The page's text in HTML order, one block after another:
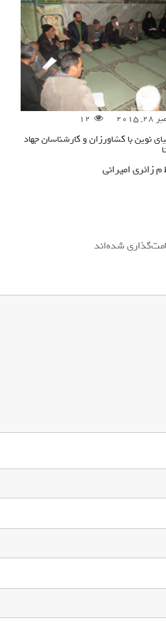
2015
12
نوین با کشاورزان و کارشناسان جهاد
م زائری امیرانی
شده‌اند